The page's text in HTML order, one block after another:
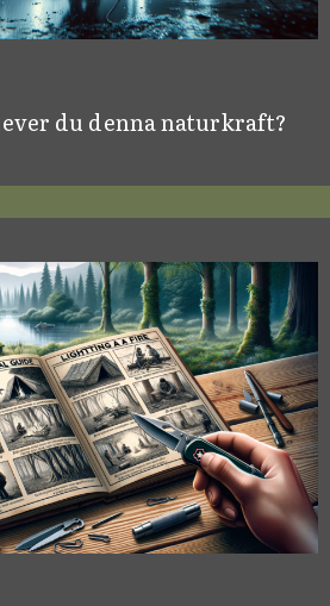
du denna naturkraft?